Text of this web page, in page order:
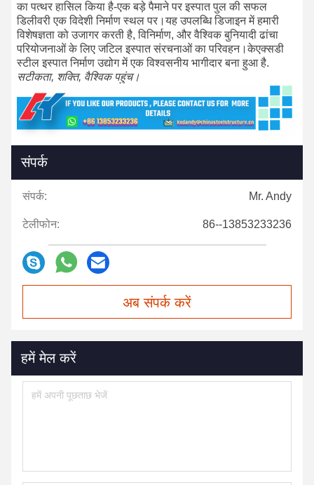
का पत्थर हासिल किया है-एक बड़े पैमाने पर इस्पात पुल की सफल
डिलीवरी एक विदेशी निर्माण स्थल पर।यह उपलब्धि डिजाइन में हमारी
विशेषज्ञता को उजागर करती है, विनिर्माण, और वैश्विक बुनियादी ढांचा
परियोजनाओं के लिए जटिल इस्पात संरचनाओं का परिवहन।केएक्सडी
स्टील इस्पात निर्माण उद्योग में एक विश्वसनीय भागीदार बना हुआ है.
सटीकता, शक्ति, वैश्विक पहुंच।
संपर्क
संपर्क: Mr. Andy
टेलीफोन: 86--13853233236
अब संपर्क करें
हमें मेल करें